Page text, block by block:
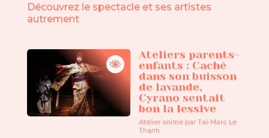
Découvrez le spectacle et ses artistes
autrement
Ateliers parents-
enfants : Caché
dans son buisson
de lavande,
Cyrano sentait
bon la lessive
Atelier animé par Taï-Marc Le
Thanh